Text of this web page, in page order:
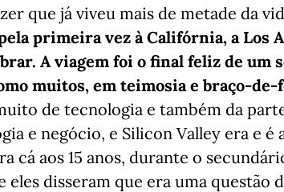
que já viveu mais de metade da
primeira vez à Califórnia, a Los
A viagem foi o final feliz de um
muitos, em teimosia e braço-de-
de tecnologia e também da
e negócio, e Silicon Valley era e é
cá aos 15 anos, durante o
eles disseram que era uma questão